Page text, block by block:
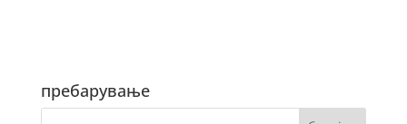
пребарување